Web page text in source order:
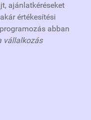
ajánlatkéréseket
értékesítési
abban
vállalkozás